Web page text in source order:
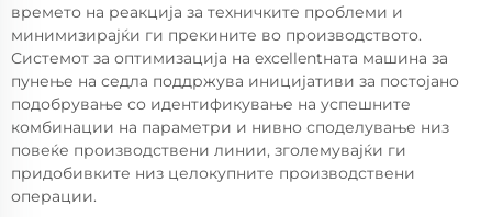
времето на реакција за техничките проблеми и
минимизирајќи ги прекините во производството.
Системот за оптимизација на excellentната машина за
пунење на седла поддржува иницијативи за постојано
подобрување со идентификување на успешните
комбинации на параметри и нивно споделување низ
повеќе производствени линии, зголемувајќи ги
придобивките низ целокупните производствени
операции.